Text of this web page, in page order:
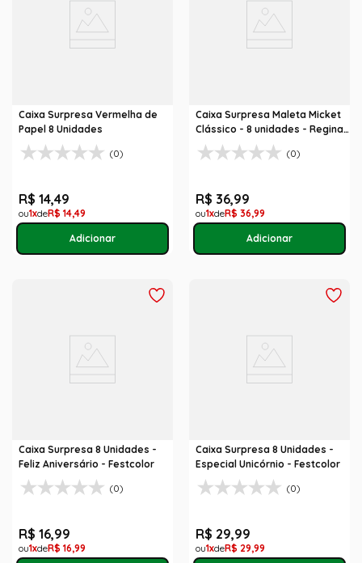
Caixa Surpresa Vermelha de
Papel 8 Unidades
(0)
R$ 14,49
1 R$ 14,49
Caixa Surpresa Maleta Micket
Clássico - 8 unidades - Regina
Festas
(0)
R$ 36,99
1 R$ 36,99
Caixa Surpresa 8 Unidades -
Feliz Aniversário - Festcolor
(0)
R$ 16,99
1 R$ 16,99
Caixa Surpresa 8 Unidades -
Especial Unicórnio - Festcolor
(0)
R$ 29,99
1 R$ 29,99